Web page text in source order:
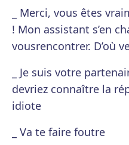
_ Merci, vous êtes
! Mon assistant s’en
vousrencontrer. D’où
_ Je suis votre
devriez connaître la
idiote
_ Va te faire foutre